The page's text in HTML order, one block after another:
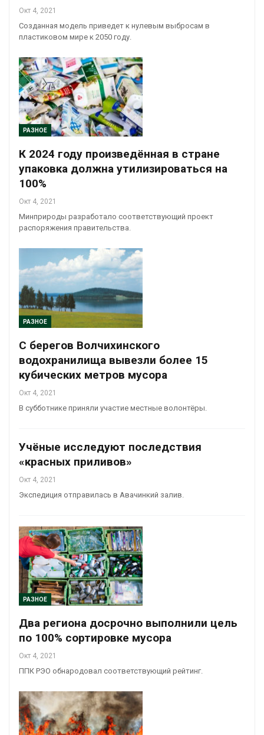
Окт 4, 2021
Созданная модель приведет к нулевым выбросам в
пластиковом мире к 2050 году.
РАЗНОЕ
К 2024 году произведённая в стране
упаковка должна утилизироваться на
100%
Окт 4, 2021
Минприроды разработало соответствующий проект
распоряжения правительства.
РАЗНОЕ
С берегов Волчихинского
водохранилища вывезли более 15
кубических метров мусора
Окт 4, 2021
В субботнике приняли участие местные волонтёры.
Учёные исследуют последствия
«красных приливов»
Окт 4, 2021
Экспедиция отправилась в Авачинкий залив.
РАЗНОЕ
Два региона досрочно выполнили цель
по 100% сортировке мусора
Окт 4, 2021
ППК РЭО обнародовал соответствующий рейтинг.